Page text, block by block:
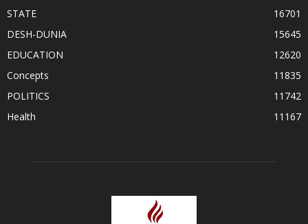
STATE
16701
DESH-DUNIA
15645
EDUCATION
12620
Concepts
11835
POLITICS
11742
Health
11167